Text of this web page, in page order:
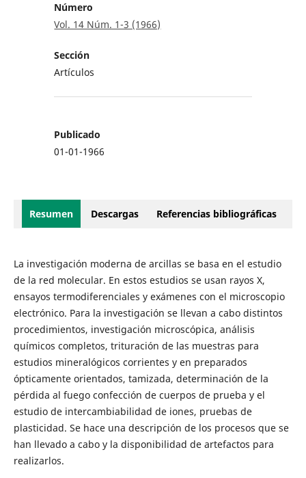
Número
Vol. 14 Núm. 1-3 (1966)
Sección
Artículos
Publicado
01-01-1966
Resumen Descargas Referencias bibliográficas
La investigación moderna de arcillas se basa en el estudio
de la red molecular. En estos estudios se usan rayos X,
ensayos termodiferenciales y exámenes con el microscopio
electrónico. Para la investigación se llevan a cabo distintos
procedimientos, investigación microscópica, análisis
químicos completos, trituración de las muestras para
estudios mineralógicos corrientes y en preparados
ópticamente orientados, tamizada, determinación de la
pérdida al fuego confección de cuerpos de prueba y el
estudio de intercambiabilidad de iones, pruebas de
plasticidad. Se hace una descripción de los procesos que se
han llevado a cabo y la disponibilidad de artefactos para
realizarlos.